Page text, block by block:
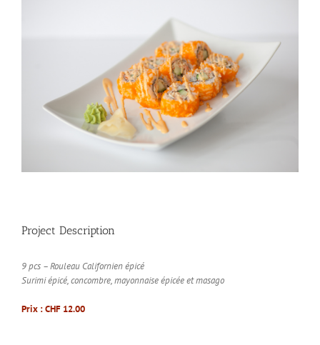
Project Description
9 pcs – Rouleau Californien épicé
Surimi épicé, concombre, mayonnaise épicée et masago
Prix : CHF 12.00